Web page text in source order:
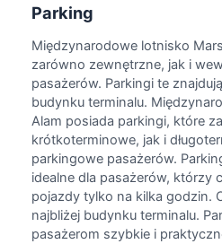
Parking
Międzynarodowe lotnisko
zarówno zewnętrzne, jak i
pasażerów. Parkingi te
budynku terminalu.
Alam posiada parkingi, które
krótkoterminowe, jak i
parkingowe pasażerów.
idealne dla pasażerów, którzy
pojazdy tylko na kilka godzin.
najbliżej budynku terminalu.
pasażerom szybkie i